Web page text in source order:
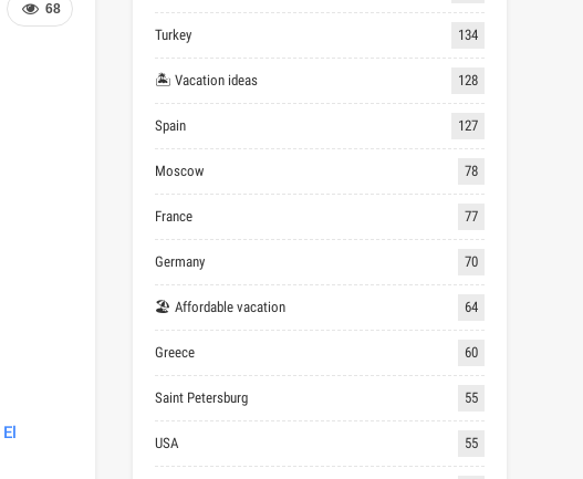
68
El
Turkey 134
🏝 Vacation ideas 128
Spain 127
Moscow 78
France 77
Germany 70
🏖 Affordable vacation 64
Greece 60
Saint Petersburg 55
USA 55